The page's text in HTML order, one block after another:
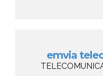
emvia